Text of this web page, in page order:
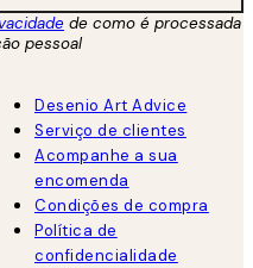
de como é processada
pessoal
Desenio Art Advice
Serviço de clientes
Acompanhe a sua
encomenda
Condições de compra
Política de
confidencialidade